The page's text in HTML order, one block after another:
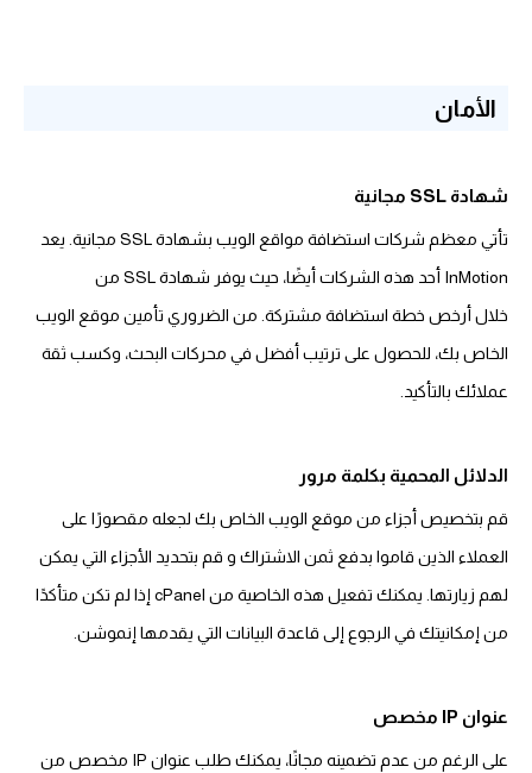
الأمان
شهادة SSL مجانية
تأتي معظم شركات استضافة مواقع الويب بشهادة SSL مجانية. يعد
InMotion أحد هذه الشركات أيضًا، حيث يوفر شهادة SSL من
خلال أرخص خطة استضافة مشتركة. من الضروري تأمين موقع الويب
الخاص بك، للحصول على ترتيب أفضل في محركات البحث، وكسب ثقة
عملائك بالتأكيد.
الدلائل المحمية بكلمة مرور
قم بتخصيص أجزاء من موقع الويب الخاص بك لجعله مقصورًا على
العملاء الذين قاموا بدفع ثمن الاشتراك و قم بتحديد الأجزاء التي يمكن
لهم زيارتها. يمكنك تفعيل هذه الخاصية من cPanel إذا لم تكن متأكدًا
من إمكانيتك في الرجوع إلى قاعدة البيانات التي يقدمها إنموشن.
عنوان IP مخصص
على الرغم من عدم تضمينه مجانًا، يمكنك طلب عنوان IP مخصص من